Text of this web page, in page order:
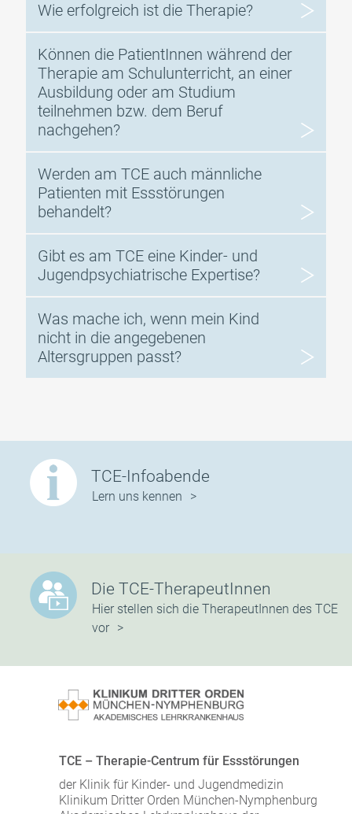
Wie erfolgreich ist die Therapie?
Können die PatientInnen während der
Therapie am Schulunterricht, an einer
Ausbildung oder am Studium
teilnehmen bzw. dem Beruf
nachgehen?
Werden am TCE auch männliche
Patienten mit Essstörungen
behandelt?
Gibt es am TCE eine Kinder- und
Jugendpsychiatrische Expertise?
Was mache ich, wenn mein Kind
nicht in die angegebenen
Altersgruppen passt?
TCE-Infoabende
Lern uns kennen
Die TCE-TherapeutInnen
Hier stellen sich die TherapeutInnen des TCE
vor
TCE – Therapie-Centrum für Essstörungen
der Klinik für Kinder- und Jugendmedizin
Klinikum Dritter Orden München-Nymphenburg